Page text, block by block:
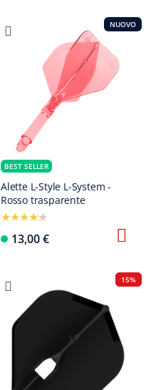
NUOVO
BEST SELLER
Alette L-Style L-System -
Rosso trasparente
13,00 €
15%